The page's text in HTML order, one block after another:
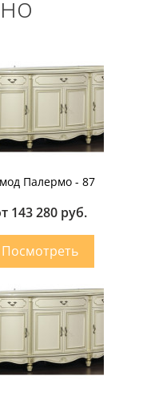
Палермо - 87
143 280 руб.